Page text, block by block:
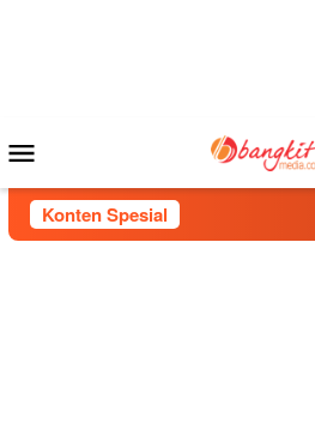
Mobile
Konten Spesial